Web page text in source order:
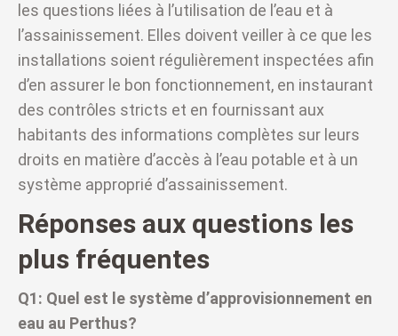
les questions liées à l’utilisation de l’eau et à
l’assainissement. Elles doivent veiller à ce que les
installations soient régulièrement inspectées afin
d’en assurer le bon fonctionnement, en instaurant
des contrôles stricts et en fournissant aux
habitants des informations complètes sur leurs
droits en matière d’accès à l’eau potable et à un
système approprié d’assainissement.
Réponses aux questions les
plus fréquentes
Q1: Quel est le système d’approvisionnement en
eau au Perthus?